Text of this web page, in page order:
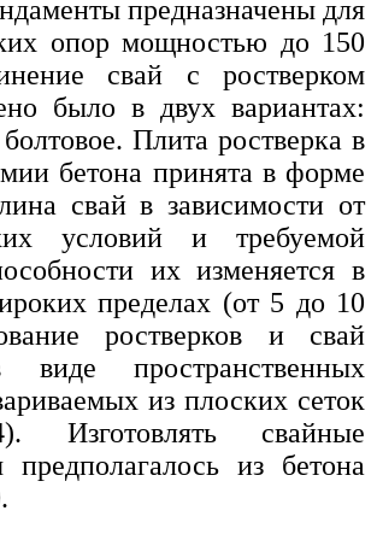
предназначены для
опор мощностью до 150
свай с ростверком
было в двух вариантах:
Плита ростверка в
бетона принята в форме
свай в зависимости от
условий и требуемой
их изменяется в
пределах (от 5 до 10
ростверков и свай
пространственных
из плоских сеток
Изготовлять свайные
предполагалось из бетона